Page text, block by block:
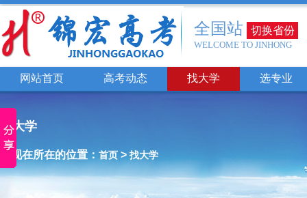
全国站 切换省份
WELCOME TO JINHONG
网站首页 高考动态 找大学 选专业
找大学
您现在所在的位置： 首页 > 找大学